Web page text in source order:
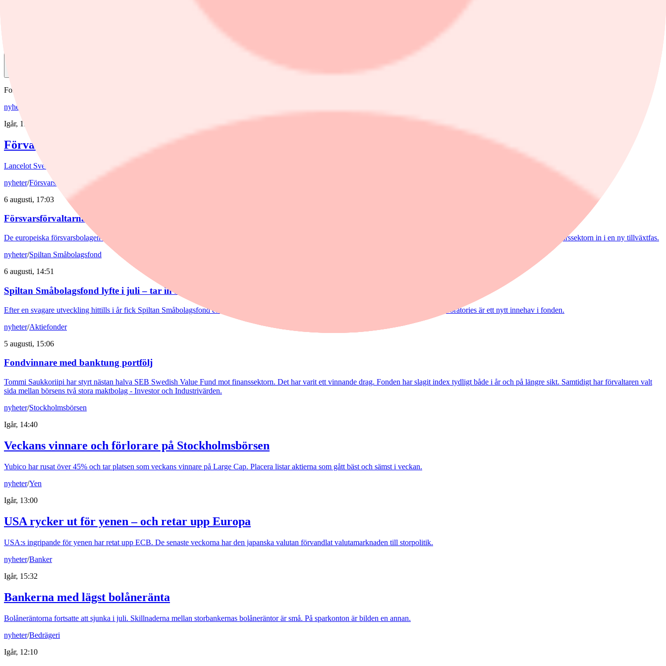
Fonder
nyheter
Igår, 15:58
Förvaltaren efter Troax rusning: "Fortsatt stor potential"
Lancelot Sverige steg 8,6% i juli, mot 2,2% för jämförelseindex. Rapportvinnarna Mips och Troax bidrog till uppgången. I Troax ser förvaltaren Erik Bertilsson fortsatt stor potential.
nyheter/Försvarsbolag
6 augusti, 17:03
Försvarsförvaltarna spår ny tillväxtfas: ”Goda förutsättningar”
De europeiska försvarsbolagen visar rekordstora orderböcker, stigande omsättning och förbättrade marginaler. Enligt förvaltarna Joakim Agerback och Shayan Heidari går nu försvarssektorn in i en ny tillväxtfas.
nyheter/Spiltan Småbolagsfond
6 augusti, 14:51
Spiltan Småbolagsfond lyfte i juli – tar in RaySearch
Efter en svagare utveckling hittills i år fick Spiltan Småbolagsfond ett tydligt lyft i juli. Mips bidrog mest till uppgången, medan RaySearch Laboratories är ett nytt innehav i fonden.
nyheter/Aktiefonder
5 augusti, 15:06
Fondvinnare med banktung portfölj
Tommi Saukkoriipi har styrt nästan halva SEB Swedish Value Fund mot finanssektorn. Det har varit ett vinnande drag. Fonden har slagit index tydligt både i år och på längre sikt. Samtidigt har förvaltaren valt
sida mellan börsens två stora maktbolag - Investor och Industrivärden.
nyheter/Stockholmsbörsen
Igår, 14:40
Veckans vinnare och förlorare på Stockholmsbörsen
Yubico har rusat över 45% och tar platsen som veckans vinnare på Large Cap. Placera listar aktierna som gått bäst och sämst i veckan.
nyheter/Yen
Igår, 13:00
USA rycker ut för yenen – och retar upp Europa
USA:s ingripande för yenen har retat upp ECB. De senaste veckorna har den japanska valutan förvandlat valutamarknaden till storpolitik.
nyheter/Banker
Igår, 15:32
Bankerna med lägst bolåneränta
Bolåneräntorna fortsatte att sjunka i juli. Skillnaderna mellan storbankernas bolåneräntor är små. På sparkonton är bilden en annan.
nyheter/Bedrägeri
Igår, 12:10